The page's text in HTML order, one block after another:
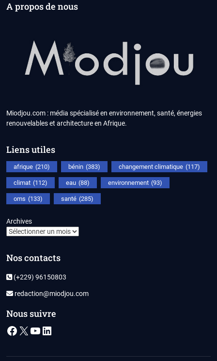
A propos de nous
Miodjou.com : média spécialisé en environnement, santé, énergies
renouvelables et architecture en Afrique.
Liens utiles
afrique (210) bénin (383) changement climatique (117)
climat (112) eau (88) environnement (93)
oms (133) santé (285)
Archives
Nos contacts
(+229) 96150803
redaction@miodjou.com
Nous suivre
Facebook
X YouTube
LinkedIn